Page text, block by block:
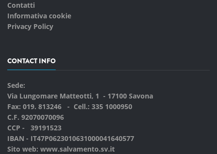
Contatti
Informativa cookie
Privacy Policy
CONTACT INFO
Sede:
Via Lungomare Matteotti, 1 - 17100 Savona
Fax: 019. 813246 - Cell.: 335 1000950
C.F. 92070070096
CCP - 39191523
IBAN - IT47P0623010631000041640577
Sito web: www.salvamento.sv.it